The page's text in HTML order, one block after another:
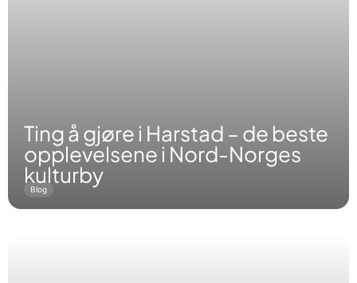
Ting å gjøre i Harstad – de beste
opplevelsene i Nord-Norges
kulturby
Blog